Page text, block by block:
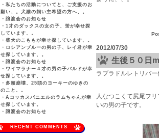
・ 私たちの活動についてと、ご支援のお
願い、。犬猫の飼い主希望の方へ、。
・ 譲渡会のお知らせ
・ 1才のダックスの女の子、蛍が幸せ探
しています、。
・ 柴犬のこももが幸せ探しています、。
・ ロシアンブルーの男の子、レイ君が幸
せ探しています、。
・ 譲渡会のお知らせ
・ ワイマラナー４才の男の子バルドが幸
せ探しています、。
・ 多頭崩壊、25頭のヨーキーのゆきの
のこと、。
・ Aコッカスパニエルのラムちゃんが幸
せ探しています。
・ 譲渡会のお知らせ
RECENT COMMENTS
2012/07/30
生後５０日
ラブラドルレトリバ
人なつこくて尻尾フ
いの男の子です。